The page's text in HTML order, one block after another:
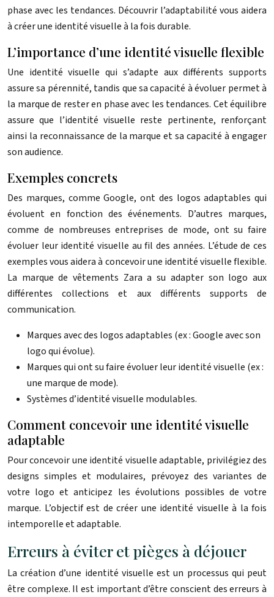
phase avec les tendances. Découvrir l’adaptabilité vous aidera
à créer une identité visuelle à la fois durable.
L’importance d’une identité visuelle flexible
Une identité visuelle qui s’adapte aux différents supports
assure sa pérennité, tandis que sa capacité à évoluer permet à
la marque de rester en phase avec les tendances. Cet équilibre
assure que l’identité visuelle reste pertinente, renforçant
ainsi la reconnaissance de la marque et sa capacité à engager
son audience.
Exemples concrets
Des marques, comme Google, ont des logos adaptables qui
évoluent en fonction des événements. D’autres marques,
comme de nombreuses entreprises de mode, ont su faire
évoluer leur identité visuelle au fil des années. L’étude de ces
exemples vous aidera à concevoir une identité visuelle flexible.
La marque de vêtements Zara a su adapter son logo aux
différentes collections et aux différents supports de
communication.
Marques avec des logos adaptables (ex : Google avec son
logo qui évolue).
Marques qui ont su faire évoluer leur identité visuelle (ex :
une marque de mode).
Systèmes d’identité visuelle modulables.
Comment concevoir une identité visuelle
adaptable
Pour concevoir une identité visuelle adaptable, privilégiez des
designs simples et modulaires, prévoyez des variantes de
votre logo et anticipez les évolutions possibles de votre
marque. L’objectif est de créer une identité visuelle à la fois
intemporelle et adaptable.
Erreurs à éviter et pièges à déjouer
La création d’une identité visuelle est un processus qui peut
être complexe. Il est important d’être conscient des erreurs à